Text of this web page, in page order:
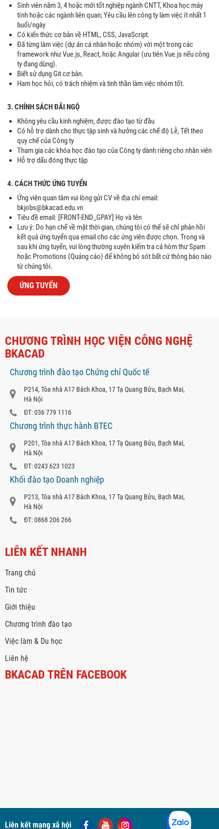
Sinh viên năm 3, 4 hoặc mới tốt nghiệp ngành CNTT, Khoa học máy
tính hoặc các ngành liên quan; Yêu cầu lên công ty làm việc ít nhất 1
buổi/ngày
Có kiến thức cơ bản về HTML, CSS, JavaScript.
Đã từng làm việc (dự án cá nhân hoặc nhóm) với một trong các
framework như Vue.js, React, hoặc Angular (ưu tiên Vue.js nếu công
ty đang dùng).
Biết sử dụng Git cơ bản.
Ham học hỏi, có trách nhiệm và tinh thần làm việc nhóm tốt.
3. CHÍNH SÁCH ĐÃI NGỘ
Không yêu cầu kinh nghiệm, được đào tạo từ đầu
Có hỗ trợ dành cho thực tập sinh và hưởng các chế độ Lễ, Tết theo
quy chế của Công ty
Tham gia các khóa học đào tạo của Công ty dành riêng cho nhân viên
Hỗ trợ dấu đóng thực tập
4. CÁCH THỨC ỨNG TUYỂN
Ứng viên quan tâm vui lòng gửi CV về địa chỉ email:
bkjobs@bkacad.edu.vn
Tiêu đề email: [FRONT-END_GPAY] Họ và tên
Lưu ý: Do hạn chế về mặt thời gian, chúng tôi có thể sẽ chỉ phản hồi
kết quả ứng tuyển qua email cho các ứng viên được chọn. Trong và
sau khi ứng tuyển, vui lòng thường xuyên kiểm tra cả hòm thư Spam
hoặc Promotions (Quảng cáo) để không bỏ sót bất cứ thông báo nào
từ chúng tôi.
ỨNG TUYỂN
CHƯƠNG TRÌNH HỌC VIỆN CÔNG NGHỆ
BKACAD
Chương trình đào tạo Chứng chỉ Quốc tế
P214, Tòa nhà A17 Bách Khoa, 17 Tạ Quang Bửu, Bạch Mai,
Hà Nội
ĐT: 036 779 1116
Chương trình thực hành BTEC
P201, Tòa nhà A17 Bách Khoa, 17 Tạ Quang Bửu, Bạch Mai,
Hà Nội
ĐT: 0243 623 1023
Khối đào tạo Doanh nghiệp
P213, Tòa nhà A17 Bách Khoa, 17 Tạ Quang Bửu, Bạch Mai,
Hà Nội
ĐT: 0868 206 266
LIÊN KẾT NHANH
Trang chủ
Tin tức
Giới thiệu
Chương trình đào tạo
Việc làm & Du học
Liên hệ
BKACAD TRÊN FACEBOOK
Liên kết mạng xã hội